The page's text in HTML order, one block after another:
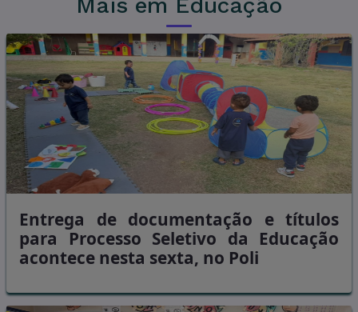
Mais em Educação
Entrega de documentação e títulos
para Processo Seletivo da Educação
acontece nesta sexta, no Poli